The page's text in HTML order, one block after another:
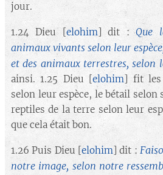
jour.
1.24 Dieu [elohim] dit :Que
animaux vivants selon leur
et des animaux terrestres, selon
ainsi. 1.25 Dieu [elohim] fit les
selon leur espèce, le bétail selon
reptiles de la terre selon leur
que cela était bon.
1.26 Puis Dieu [elohim] dit :
notre image, selon notre